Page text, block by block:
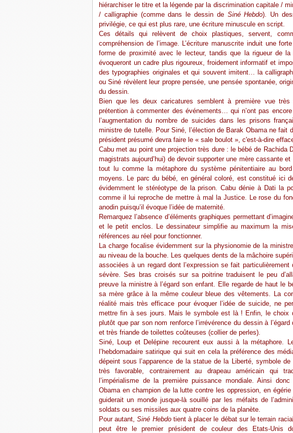
hiérarchiser le titre et la légende par la discrimination capitale /
/ calligraphie (comme dans le dessin de Siné Hebdo). Un
privilégie, ce qui est plus rare, une écriture minuscule en script.
Ces détails qui relèvent de choix plastiques, servent,
compréhension de l’image. L’écriture manuscrite induit une
forme de proximité avec le lecteur, tandis que la rigueur de la
évoqueront un cadre plus rigoureux, froidement informatif et
des typographies originales et qui souvent imitent… la
ou Siné révèlent leur propre pensée, une pensée spontanée,
du dessin.
Bien que les deux caricatures semblent à première vue
prétention à commenter des événements… qui n’ont pas
l’augmentation du nombre de suicides dans les prisons
ministre de tutelle. Pour Siné, l’élection de Barak Obama ne fait
président présumé devra faire le « sale boulot », c'est-à-dire
Cabu met au point une projection très dure : le bébé de Rachida
magistrats aujourd’hui) de devoir supporter une mère cassante
tout lu comme la métaphore du système pénitentiaire au
moyens. Le parc du bébé, en général coloré, est constitué ici
évidemment le stéréotype de la prison. Cabu dénie à Dati la
comme il lui reproche de mettre à mal la Justice. Le rose du
anodin puisqu’il évoque l’idée de maternité.
Remarquez l’absence d’éléments graphiques permettant
et le petit enclos. Le dessinateur simplifie au maximum la
références au réel pour fonctionner.
La charge focalise évidemment sur la physionomie de la
au niveau de la bouche. Les quelques dents de la mâchoire
associées à un regard dont l’expression se fait
sévère. Ses bras croisés sur sa poitrine traduisent le peu
preuve la ministre à l’égard son enfant. Elle regarde de haut le
sa mère grâce à la même couleur bleue des vêtements. La
réalité mais très efficace pour évoquer l’idée de suicide, ne
mettre fin à ses jours. Mais le symbole est là ! Enfin, le choix
plutôt que par son nom renforce l’irrévérence du dessin à
et très friande de toilettes coûteuses (collier de perles).
Siné, Loup et Delépine recourent eux aussi à la métaphore.
l’hebdomadaire satirique qui suit en cela la préférence des
dépeint sous l’apparence de la statue de la Liberté, symbole
très favorable, contrairement au drapeau américain qui
l’impérialisme de la première puissance mondiale. Ainsi
Obama en champion de la lutte contre les oppression, en
guiderait un monde jusque-là souillé par les méfaits de
soldats ou ses missiles aux quatre coins de la planète.
Pour autant,Siné Hebdotient à placer le débat sur le terrain
peut être le premier président de couleur des Etats-Unis